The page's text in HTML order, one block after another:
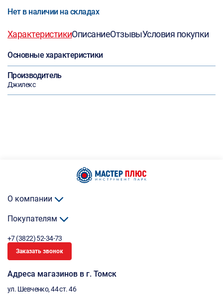
Нет в наличии на складах
ХарактеристикиОписаниеОтзывыУсловия покупки
Основные характеристики
Производитель
Джилекс
О компании
Покупателям
+7 (3822) 52-34-73
Заказать звонок
Адреса магазинов в г. Томск
ул. Шевченко, 44 ст. 46